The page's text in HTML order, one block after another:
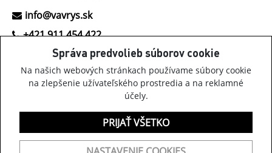
Správa predvolieb súborov cookie
Na našich webových stránkach používame súbory cookie
na zlepšenie užívateľského prostredia a na reklamné
účely.
PRIJAŤ VŠETKO
info@vavrys.sk
+421 911 454 422
NOVINKY Z INOV-8
Získavajte informácie o obuvi Inov-8, našich akciách a
zaujímavých novinkách.
PŘIHLÁSIŤ K ODBERU